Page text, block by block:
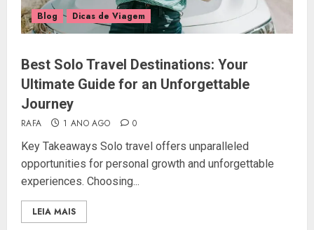
Blog Dicas de Viagem
Best Solo Travel Destinations: Your
Ultimate Guide for an Unforgettable
Journey
RAFA 1 ANO AGO 0
Key Takeaways Solo travel offers unparalleled
opportunities for personal growth and unforgettable
experiences. Choosing...
LEIA MAIS